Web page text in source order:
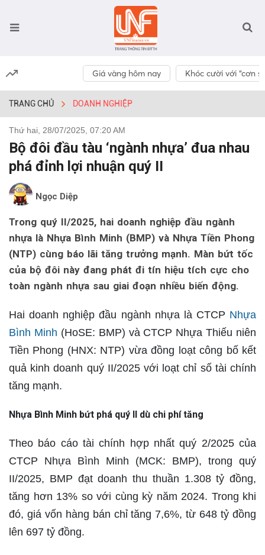
Giá vàng hôm nay Khóc cười với “cơn
TRANG CHỦ DOANH NGHIỆP
Thứ hai, 28/07/2025, 07:20 AM
Bộ đôi đầu tàu ‘ngành nhựa’ đua nhau
phá đỉnh lợi nhuận quý II
Ngọc Diệp
Trong quý II/2025, hai doanh nghiệp đầu ngành
nhựa là Nhựa Bình Minh (BMP) và Nhựa Tiền Phong
(NTP) cùng báo lãi tăng trưởng mạnh. Màn bứt tốc
của bộ đôi này đang phát đi tín hiệu tích cực cho
toàn ngành nhựa sau giai đoạn nhiều biến động.
Hai doanh nghiệp đầu ngành nhựa là CTCP Nhựa
Bình Minh (HoSE: BMP) và CTCP Nhựa Thiếu niên
Tiền Phong (HNX: NTP) vừa đồng loạt công bố kết
quả kinh doanh quý II/2025 với loạt chỉ số tài chính
tăng mạnh.
Nhựa Bình Minh bứt phá quý II dù chi phí tăng
Theo báo cáo tài chính hợp nhất quý 2/2025 của
CTCP Nhựa Bình Minh (MCK: BMP), trong quý
II/2025, BMP đạt doanh thu thuần 1.308 tỷ đồng,
tăng hơn 13% so với cùng kỳ năm 2024. Trong khi
đó, giá vốn hàng bán chỉ tăng 7,6%, từ 648 tỷ đồng
lên 697 tỷ đồng.